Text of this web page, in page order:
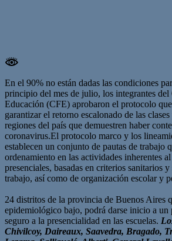
En el 90% no están dadas las condiciones
principio del mes de julio, los integrantes del
Educación (CFE) aprobaron el protocolo
garantizar el retorno escalonado de las
regiones del país que demuestren haber
coronavirus.El protocolo marco y los
establecen un conjunto de pautas de trabajo
ordenamiento en las actividades inherentes
presenciales, basadas en criterios sanitarios
trabajo, así como de organización escolar y
24 distritos de la provincia de Buenos Aires
epidemiológico bajo, podrá darse inicio a un
seguro a la presencialidad en las escuelas.
Chivilcoy, Daireaux, Saavedra, Bragado,